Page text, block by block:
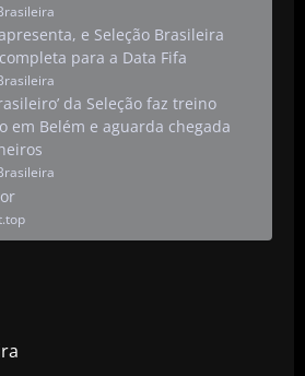
e Seleção Brasileira
para a Data Fifa
da Seleção faz treino
em Belém e aguarda chegada